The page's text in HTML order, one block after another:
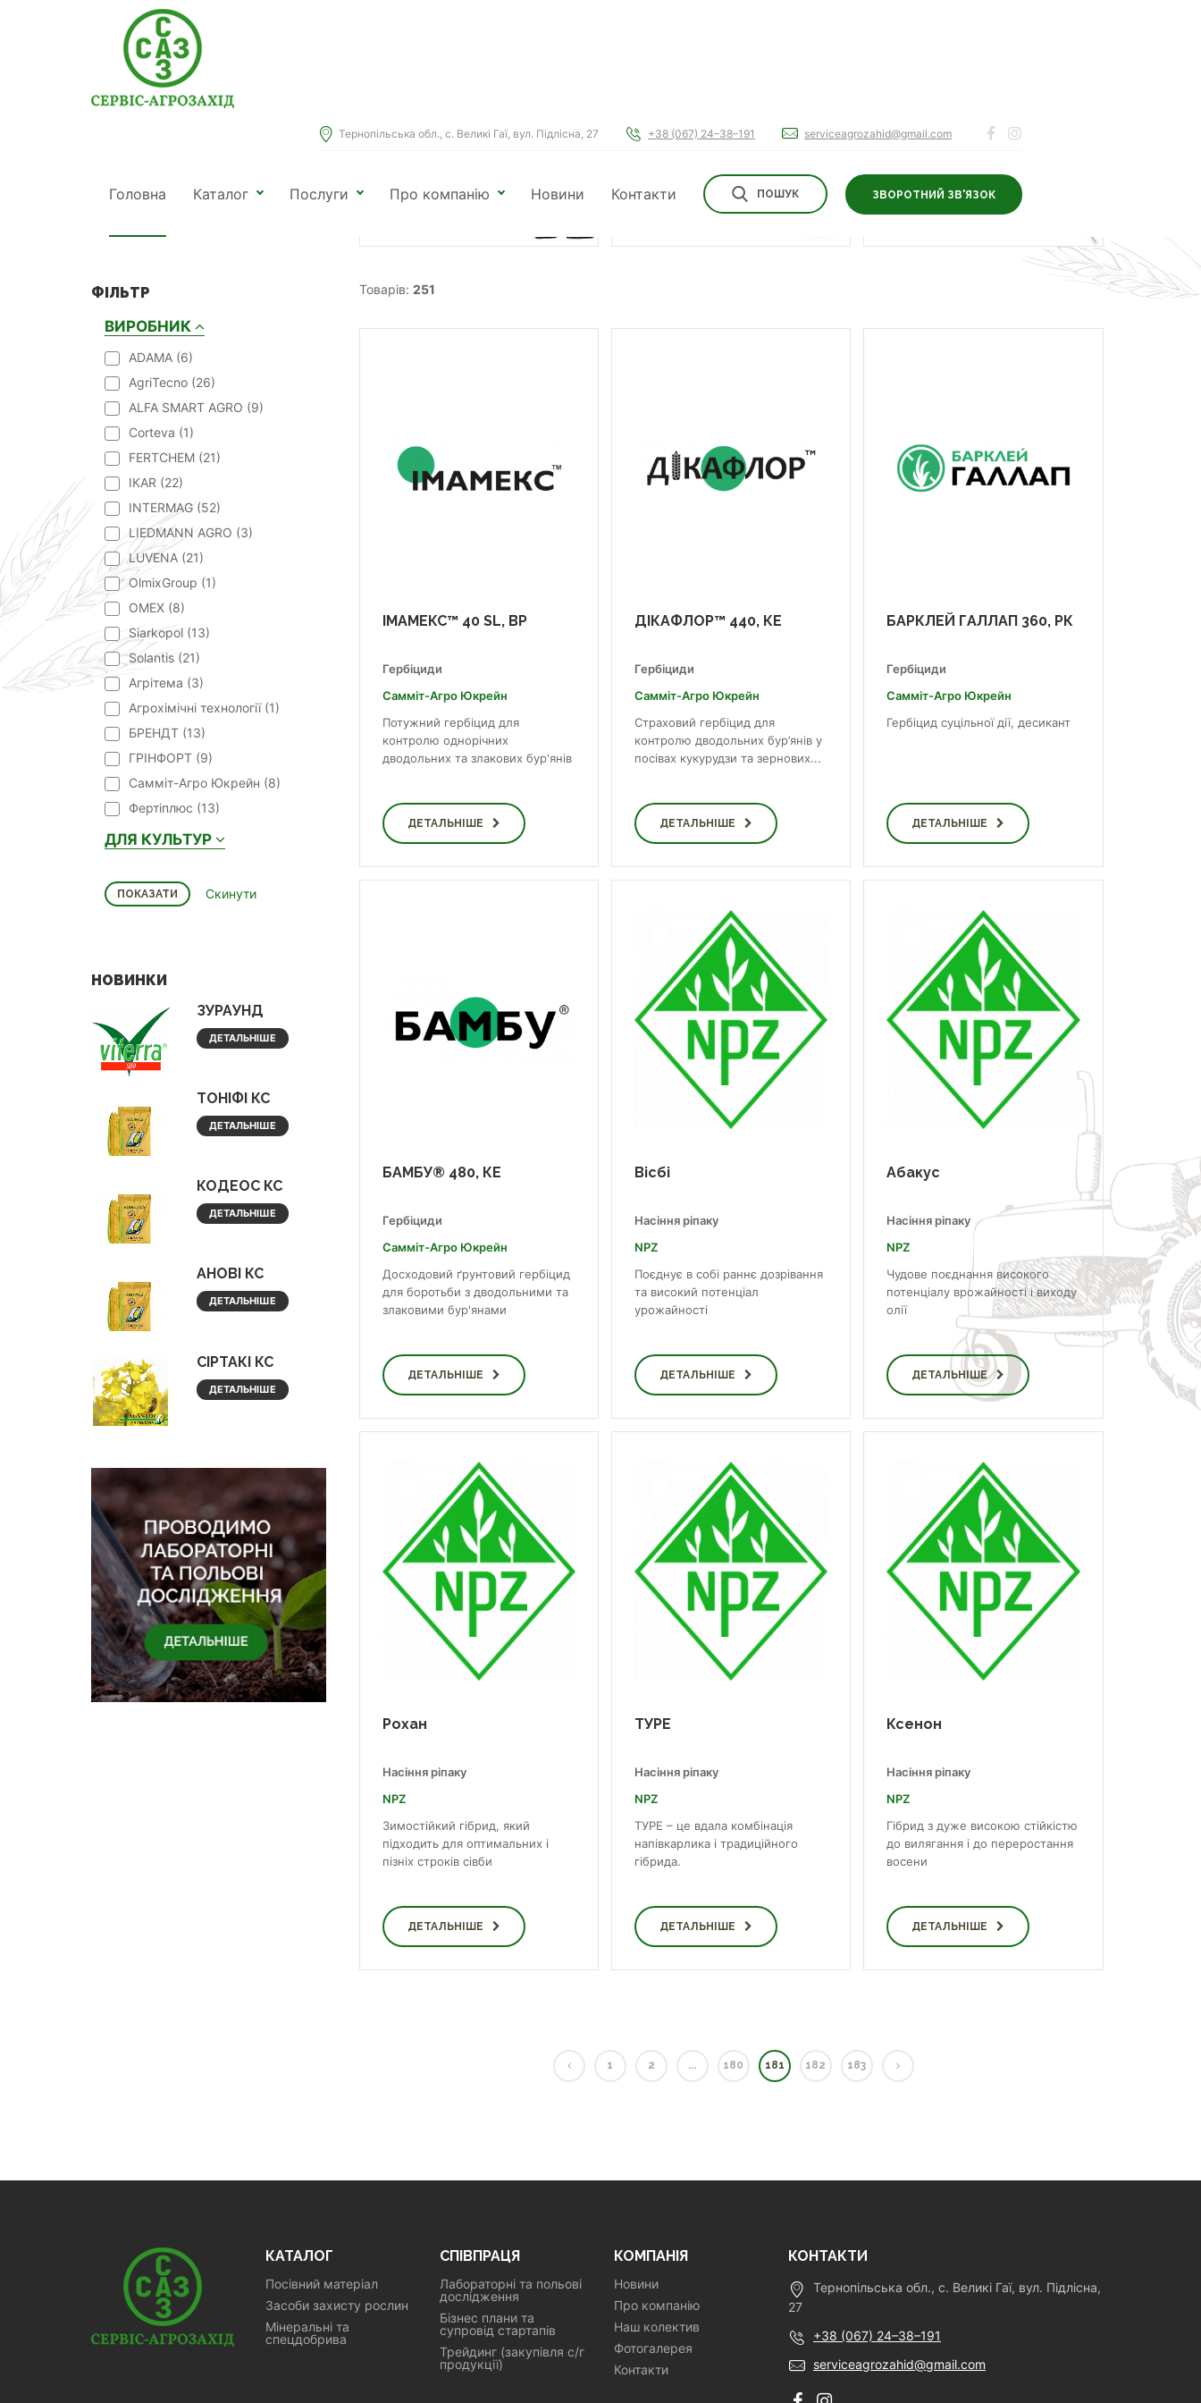
Головна Каталог Послуги Про компанію Новини Контакти ПОШУК ЗВОРОТНИЙ ЗВ'ЯЗОК
Тернопільська обл., с. Великі Гаї, вул. Підлісна, 27 +38 (067) 24–38–191 serviceagrozahid@gmail.com
ФІЛЬТР
ВИРОБНИК
ADAMA (6)
AgriTecno (26)
ALFA SMART AGRO (9)
Corteva (1)
FERTCHEM (21)
IKAR (22)
INTERMAG (52)
LIEDMANN AGRO (3)
LUVENA (21)
OlmixGroup (1)
OMEX (8)
Siarkopol (13)
Solantis (21)
Агрітема (3)
Агрохімічні технології (1)
БРЕНДТ (13)
ГРІНФОРТ (9)
Самміт-Агро Юкрейн (8)
Фертіплюс (13)
ДЛЯ КУЛЬТУР
НОВИНКИ
ЗУРАУНД
ДЕТАЛЬНІШЕ
ТОНІФІ КС
ДЕТАЛЬНІШЕ
КОДЕОС КС
ДЕТАЛЬНІШЕ
АНОВІ КС
ДЕТАЛЬНІШЕ
СІРТАКІ КС
ДЕТАЛЬНІШЕ
Засоби захисту
Мінеральні та
Посівний матеріал
Товарів: 251
ІМАМЕКС™ 40 SL, ВР
Гербіциди
Самміт-Агро Юкрейн
Потужний гербіцид для
контролю однорічних
дводольних та злакових бур'янів
ДЕТАЛЬНІШЕ
ДІКАФЛОР™ 440, КЕ
Гербіциди
Самміт-Агро Юкрейн
Страховий гербіцид для
контролю дводольних бур’янів у
посівах кукурудзи та зернових...
ДЕТАЛЬНІШЕ
БАРКЛЕЙ ГАЛЛАП 360, РК
Гербіциди
Самміт-Агро Юкрейн
Гербіцид суцільної дії, десикант
ДЕТАЛЬНІШЕ
БАМБУ® 480, КЕ
Гербіциди
Самміт-Агро Юкрейн
Досходовий ґрунтовий гербіцид
для боротьби з дводольними та
злаковими бур'янами
ДЕТАЛЬНІШЕ
Вісбі
Насіння ріпаку
NPZ
Поєднує в собі раннє дозрівання
та високий потенціал
урожайності
ДЕТАЛЬНІШЕ
Абакус
Насіння ріпаку
NPZ
Чудове поєднання високого
потенціалу врожайності і виходу
олії
ДЕТАЛЬНІШЕ
Рохан
Насіння ріпаку
NPZ
Зимостійкий гібрид, який
підходить для оптимальних і
пізніх строків сівби
ДЕТАЛЬНІШЕ
ТУРЕ
Насіння ріпаку
NPZ
ТУРЕ – це вдала комбінація
напівкарлика і традиційного
гібрида.
ДЕТАЛЬНІШЕ
Ксенон
Насіння ріпаку
NPZ
Гібрид з дуже високою стійкістю
до вилягання і до переростання
восени
ДЕТАЛЬНІШЕ
1 2 ... 180 181 182 183
КАТАЛОГ
Посівний матеріал
Засоби захисту рослин
Мінеральні та
спецдобрива
СПІВПРАЦЯ
Лабораторні та польові
дослідження
Бізнес плани та
супровід стартапів
Трейдинг (закупівля с/г
продукції)
КОМПАНІЯ
Новини
Про компанію
Наш колектив
Фотогалерея
Контакти
КОНТАКТИ
Тернопільська обл., с. Великі Гаї, вул. Підлісна,
27
+38 (067) 24–38–191
serviceagrozahid@gmail.com